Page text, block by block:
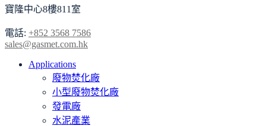
寶隆中心8樓811室
電話: +852 3568 7586
sales@gasmet.com.hk
Applications
廢物焚化廠
小型廢物焚化廠
發電廠
水泥產業